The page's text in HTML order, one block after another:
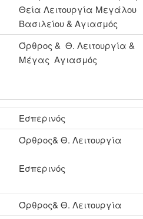
Θεία Λειτουργία Μεγάλου
Βασιλείου & Αγιασμός
Όρθρος & Θ. Λειτουργία &
Μέγας Αγιασμός
Εσπερινός
Όρθρος& Θ. Λειτουργία
Εσπερινός
Όρθρος& Θ. Λειτουργία